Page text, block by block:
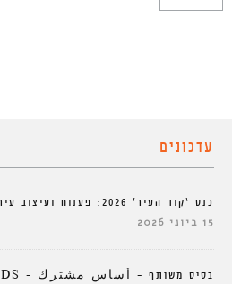
עדכונים
כנס ‘קוד העיר’ 2026: פענוח ועיצוב עיר המחר
15 ביוני 2026
בסיס משותף – أساس مشترك – COMMON GROUNDS